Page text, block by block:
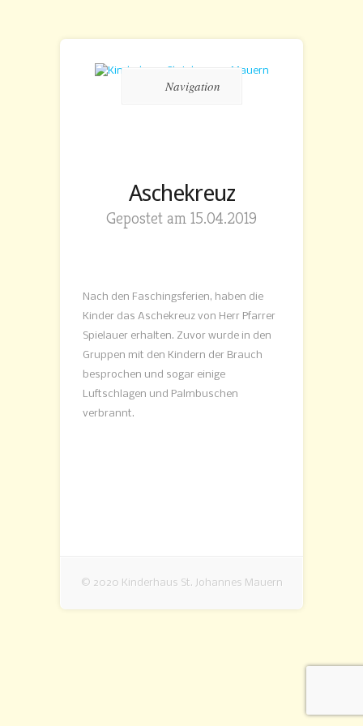
Navigation
Aschekreuz
Gepostet am 15.04.2019
Nach den Faschingsferien, haben die
Kinder das Aschekreuz von Herr Pfarrer
Spielauer erhalten. Zuvor wurde in den
Gruppen mit den Kindern der Brauch
besprochen und sogar einige
Luftschlagen und Palmbuschen
verbrannt.
© 2020 Kinderhaus St. Johannes Mauern